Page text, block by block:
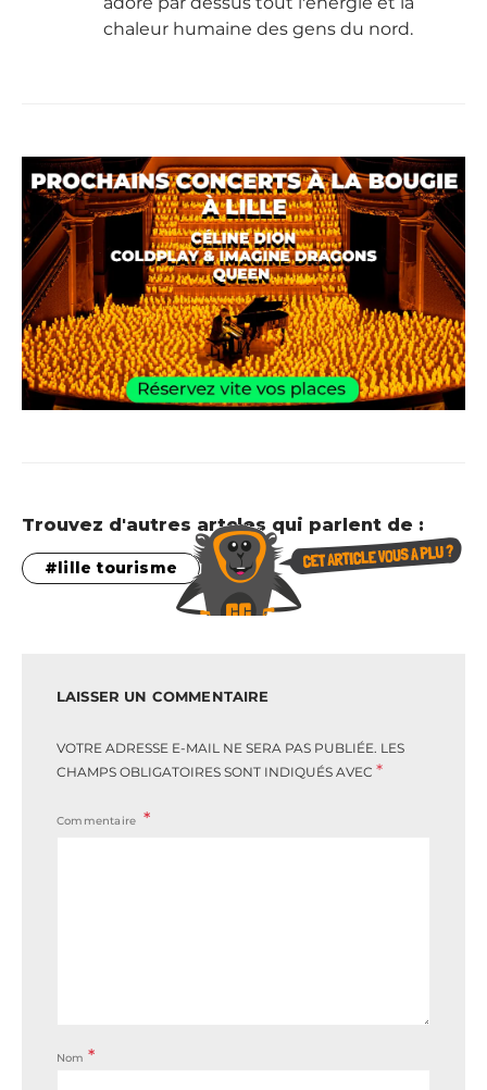
chaleur humaine des gens du nord.
Trouvez d'autres artcles qui parlent de :
lille tourisme
LAISSER UN COMMENTAIRE
VOTRE ADRESSE E-MAIL NE SERA PAS PUBLIÉE. LES
CHAMPS OBLIGATOIRES SONT INDIQUÉS AVEC *
Commentaire
Nom *